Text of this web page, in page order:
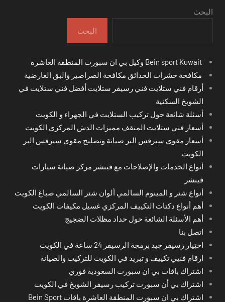
البحث
البحث
مكافحة حشرات الحدائق مكافحة الصراصير والبق العارضية
أرقام فني ستلايت فني رسيفر ستلايت أفضل فني ستلايت في
الشويخ السكنية
أسئلة شائعة حول تركيب الستلايت في الجهراء و الكويت
أسعار فني ستلايت المنقف مميزات الدش المركزي الكويت
أسعار مقوي سيرفس البر صيانة وتصليح مقوي سيرفس البر
الكويت
أنواع الخدمات والإصلاحات مع فينشر مركز صيانة سيارات
فينشر
أنواع شتر و المينوم السالمي ألوان شتر السالمي صباغ الكويت
أهم أنواع دكتات التكييف المركزي غسيل مكيفات الكويت
أهم الأسئلة الشائعة حول حداد مظلات الضجيج
اتصل بنا
اختِيار رسيفر جيد برمجة الرسيفر 24 ساعة في الكويت
ارقام فنيي تكييف و تبريد في الكويت للتركيب والصيانة
اشتراك باقات بي ان سبورت السعودية فوري
اشتراك بي أن سبورت تركيب رسيفر الشويخ في الكويت
اشتراك بي ان سبورت المنطقة العاشرة باقات Bein Sport